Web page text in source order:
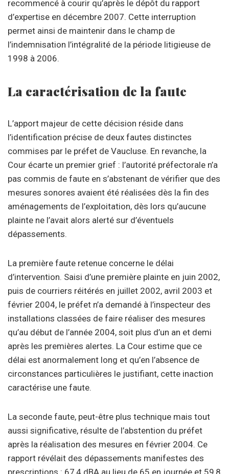
recommencé à courir qu’après le dépôt du rapport
d’expertise en décembre 2007. Cette interruption
permet ainsi de maintenir dans le champ de
l’indemnisation l’intégralité de la période litigieuse de
1998 à 2006.
La caractérisation de la faute
L’apport majeur de cette décision réside dans
l’identification précise de deux fautes distinctes
commises par le préfet de Vaucluse. En revanche, la
Cour écarte un premier grief : l’autorité préfectorale n’a
pas commis de faute en s’abstenant de vérifier que des
mesures sonores avaient été réalisées dès la fin des
aménagements de l’exploitation, dès lors qu’aucune
plainte ne l’avait alors alerté sur d’éventuels
dépassements.
La première faute retenue concerne le délai
d’intervention. Saisi d’une première plainte en juin 2002,
puis de courriers réitérés en juillet 2002, avril 2003 et
février 2004, le préfet n’a demandé à l’inspecteur des
installations classées de faire réaliser des mesures
qu’au début de l’année 2004, soit plus d’un an et demi
après les premières alertes. La Cour estime que ce
délai est anormalement long et qu’en l’absence de
circonstances particulières le justifiant, cette inaction
caractérise une faute.
La seconde faute, peut-être plus technique mais tout
aussi significative, résulte de l’abstention du préfet
après la réalisation des mesures en février 2004. Ce
rapport révélait des dépassements manifestes des
prescriptions : 67,4 dBA au lieu de 65 en journée et 59,8